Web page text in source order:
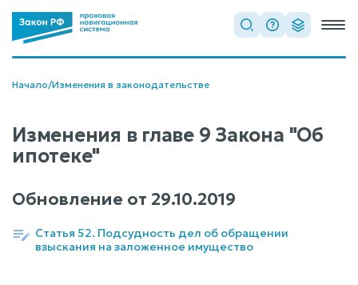
Начало/Изменения в законодательстве
Изменения в главе 9 Закона "Об
ипотеке"
Обновление от 29.10.2019
Статья 52. Подсудность дел об обращении
взыскания на заложенное имущество